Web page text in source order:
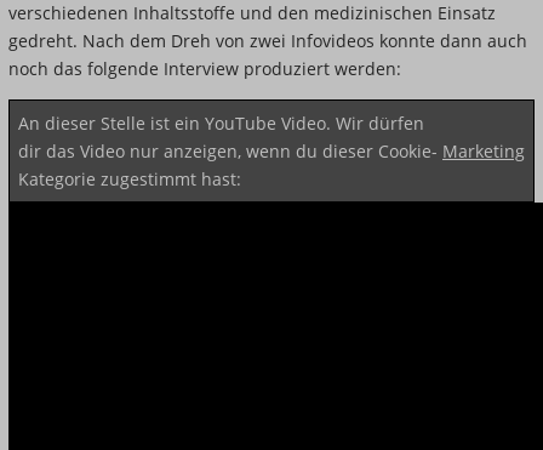
verschiedenen Inhaltsstoffe und den medizinischen Einsatz
gedreht. Nach dem Dreh von zwei Infovideos konnte dann auch
noch das folgende Interview produziert werden:
An dieser Stelle ist ein YouTube Video. Wir dürfen
dir das Video nur anzeigen, wenn du dieser Cookie-
Kategorie zugestimmt hast:
Marketing